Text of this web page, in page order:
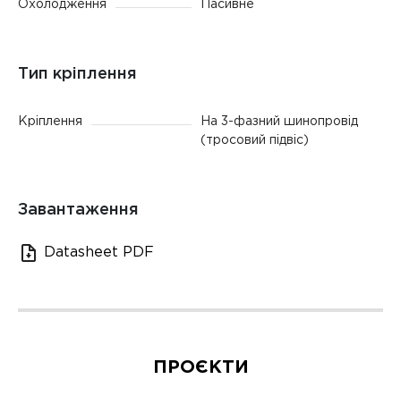
Охолодження Пасивне
Тип кріплення
Кріплення
На 3-фазний шинопровід
(тросовий підвіс)
Завантаження
Datasheet PDF
ПРОЄКТИ